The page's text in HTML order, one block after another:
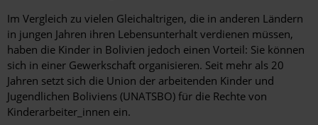
Im Vergleich zu vielen Gleichaltrigen, die in anderen Ländern
in jungen Jahren ihren Lebensunterhalt verdienen müssen,
haben die Kinder in Bolivien jedoch einen Vorteil: Sie können
sich in einer Gewerkschaft organisieren. Seit mehr als 20
Jahren setzt sich die Union der arbeitenden Kinder und
Jugendlichen Boliviens (UNATSBO) für die Rechte von
Kinderarbei­ter_in­nen ein.